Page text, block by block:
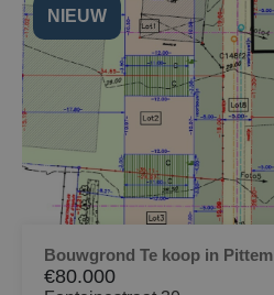
NIEUW
Bouwgrond Te koop in Pittem
€80.000